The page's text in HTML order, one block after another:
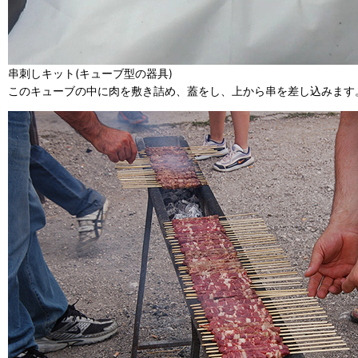
串刺しキット(キューブ型の器具)
このキューブの中に肉を敷き詰め、蓋をし、上から串を差し込みます